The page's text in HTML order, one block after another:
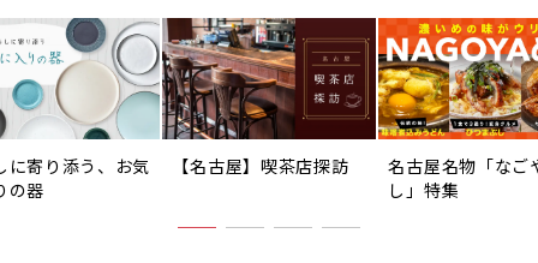
に寄り添う、お気
の器
【名古屋】喫茶店探訪
名古屋名物「なご
し」特集